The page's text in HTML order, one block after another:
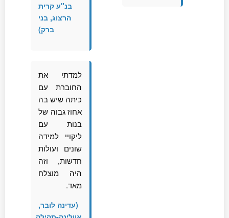
בנ"ע קרית
הרצוג, בני
ברק)
למדתי את
החוברת עם
כיתה שיש בה
אחוז גבוה של
בנות עם
ליקויי למידה
שונים ועולות
חדשות, וזה
היה מוצלח
מאד.
(עדינה לובר,